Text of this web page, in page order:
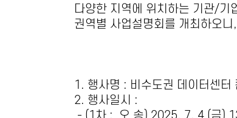
다양한 지역에 위치하는 기관/기
권역별 사업설명회를 개최하오니 ,
1. 행사명 : 비수도권 데이터센터
2. 행사일시
: